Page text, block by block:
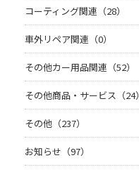
コーティング関連（28）
車外リペア関連（0）
その他カー用品関連（52）
その他商品・サービス（24）
その他（237）
お知らせ（97）